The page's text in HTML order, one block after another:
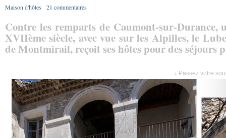
Maison d'hôtes 21 commentaires
Contre les remparts de Caumont-sur-Durance,
XVIIème siècle, avec vue sur les Alpilles, le
de Montmirail, reçoit ses hôtes pour des séjours
↓ Passez votre